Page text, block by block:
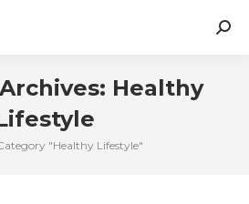
Healthy
"Healthy Lifestyle"